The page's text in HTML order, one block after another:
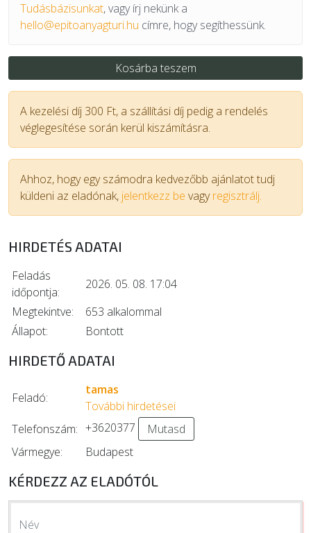
Tudásbázisunkat, vagy írj nekünk a
hello@epitoanyagturi.hu címre, hogy segíthessünk.
Kosárba teszem
A kezelési díj 300 Ft, a szállítási díj pedig a rendelés
véglegesítése során kerül kiszámításra.
Ahhoz, hogy egy számodra kedvezőbb ajánlatot tudj
küldeni az eladónak, jelentkezz be vagyregisztrálj.
HIRDETÉS ADATAI
Feladás
időpontja:
2026. 05. 08. 17:04
Megtekintve:
653 alkalommal
Állapot:
Bontott
HIRDETŐ ADATAI
Feladó:
tamas
További hirdetései
Telefonszám: +3620377
Mutasd
Vármegye:
Budapest
KÉRDEZZ AZ ELADÓTÓL
Név